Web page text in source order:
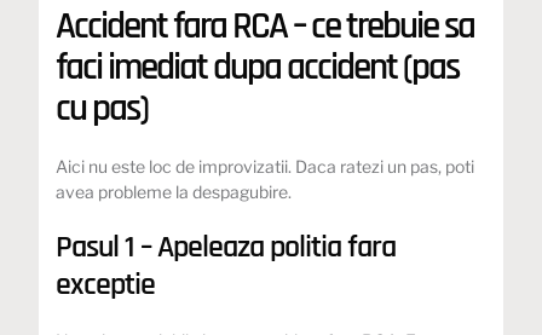
Accident fara RCA – ce trebuie sa
faci imediat dupa accident (pas
cu pas)
Aici nu este loc de improvizatii. Daca ratezi un pas, poti
avea probleme la despagubire.
Pasul 1 – Apeleaza politia fara
exceptie